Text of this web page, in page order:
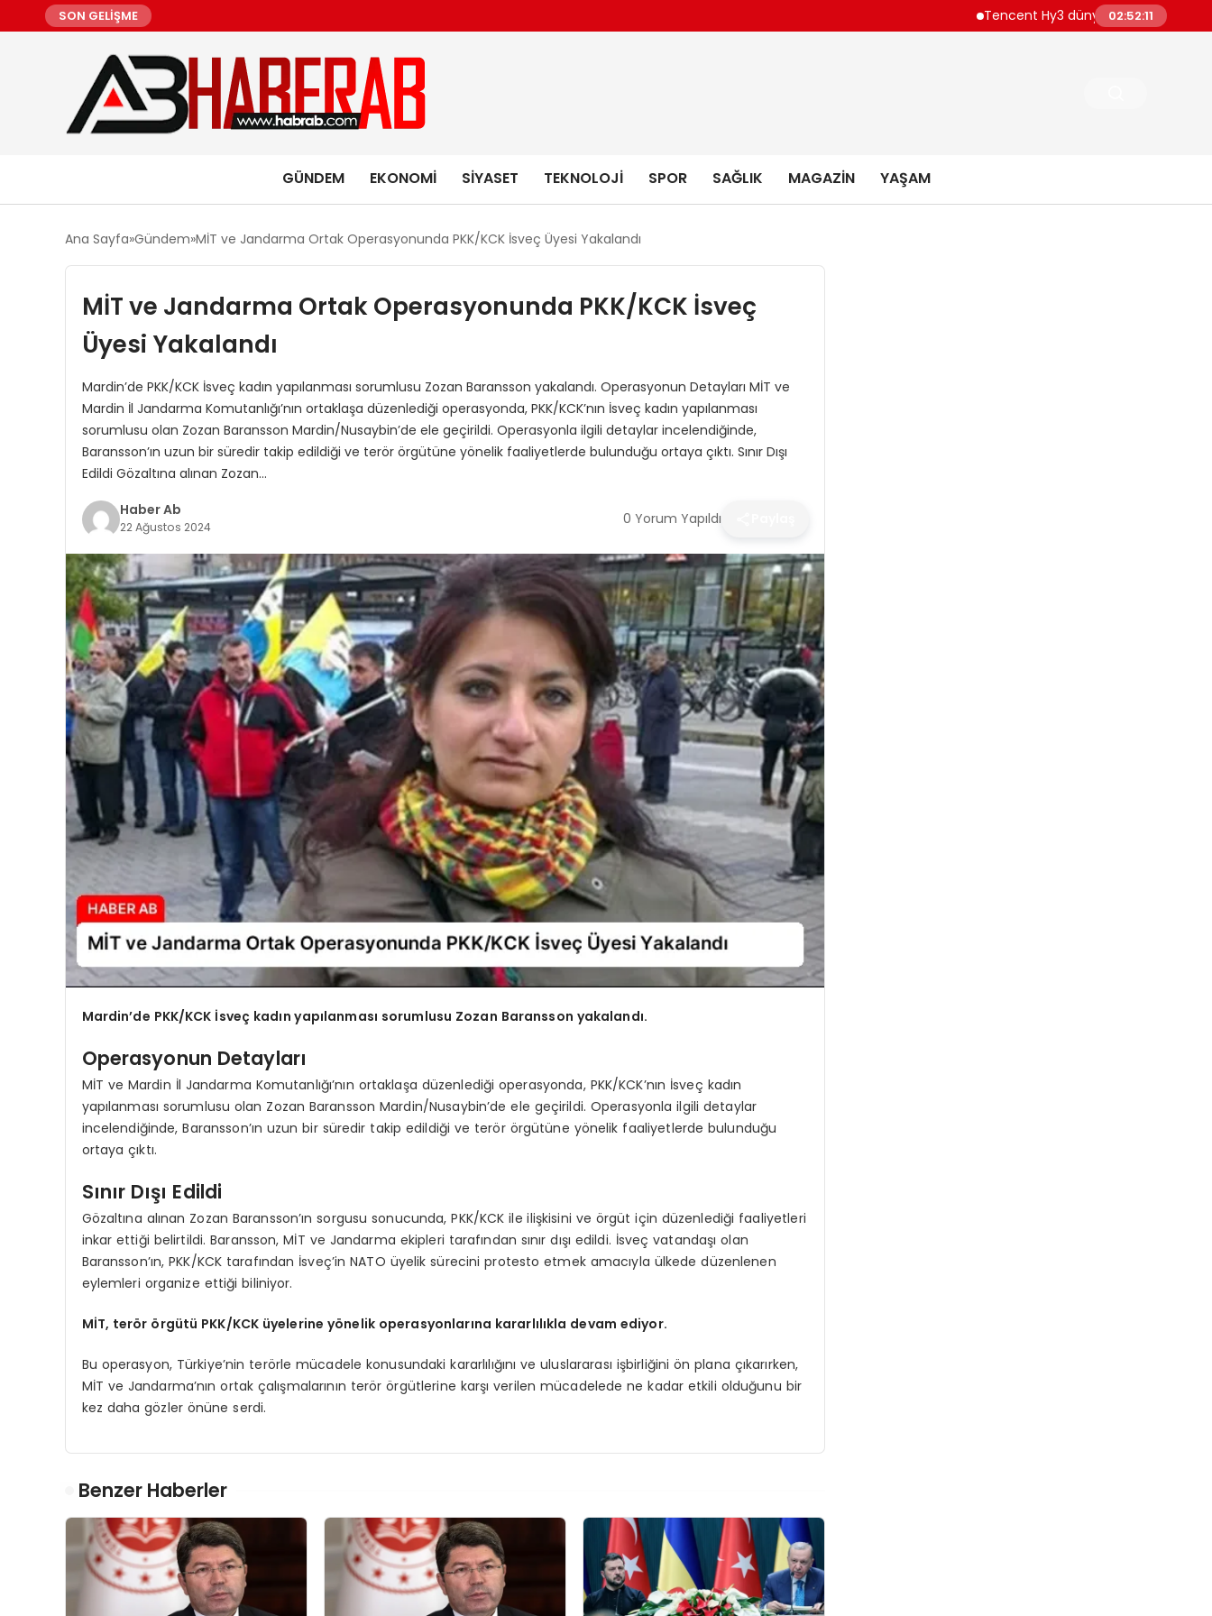
SON GELİŞME Tencent Hy3 dünya genelinde kullanıma
02:52:12
GÜNDEM EKONOMI SIYASET TEKNOLOJI SPOR SAĞLIK MAGAZIN YAŞAM
Ana Sayfa Gündem MİT ve Jandarma Ortak Operasyonunda PKK/KCK İsveç Üyesi Yakalandı
MİT ve Jandarma Ortak Operasyonunda PKK/KCK İsveç
Üyesi Yakalandı
Mardin’de PKK/KCK İsveç kadın yapılanması sorumlusu Zozan Baransson yakalandı. Operasyonun Detayları MİT ve
Mardin İl Jandarma Komutanlığı’nın ortaklaşa düzenlediği operasyonda, PKK/KCK’nın İsveç kadın yapılanması
sorumlusu olan Zozan Baransson Mardin/Nusaybin’de ele geçirildi. Operasyonla ilgili detaylar incelendiğinde,
Baransson’ın uzun bir süredir takip edildiği ve terör örgütüne yönelik faaliyetlerde bulunduğu ortaya çıktı. Sınır Dışı
Edildi Gözaltına alınan Zozan…
Haber Ab
22 Ağustos 2024 0 Yorum Yapıldı
Mardin’de PKK/KCK İsveç kadın yapılanması sorumlusu Zozan Baransson yakalandı.
Operasyonun Detayları
MİT ve Mardin İl Jandarma Komutanlığı’nın ortaklaşa düzenlediği operasyonda, PKK/KCK’nın İsveç kadın
yapılanması sorumlusu olan Zozan Baransson Mardin/Nusaybin’de ele geçirildi. Operasyonla ilgili detaylar
incelendiğinde, Baransson’ın uzun bir süredir takip edildiği ve terör örgütüne yönelik faaliyetlerde bulunduğu
ortaya çıktı.
Sınır Dışı Edildi
Gözaltına alınan Zozan Baransson’ın sorgusu sonucunda, PKK/KCK ile ilişkisini ve örgüt için düzenlediği faaliyetleri
inkar ettiği belirtildi. Baransson, MİT ve Jandarma ekipleri tarafından sınır dışı edildi. İsveç vatandaşı olan
Baransson’ın, PKK/KCK tarafından İsveç’in NATO üyelik sürecini protesto etmek amacıyla ülkede düzenlenen
eylemleri organize ettiği biliniyor.
MİT, terör örgütü PKK/KCK üyelerine yönelik operasyonlarına kararlılıkla devam ediyor.
Bu operasyon, Türkiye’nin terörle mücadele konusundaki kararlılığını ve uluslararası işbirliğini ön plana çıkarırken,
MİT ve Jandarma’nın ortak çalışmalarının terör örgütlerine karşı verilen mücadelede ne kadar etkili olduğunu bir
kez daha gözler önüne serdi.
Benzer Haberler